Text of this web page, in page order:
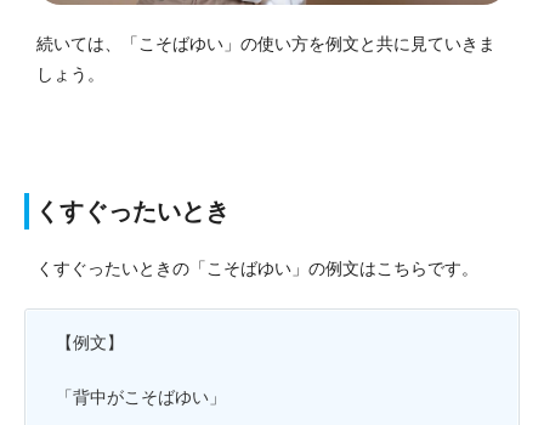
続いては、「こそばゆい」の使い方を例文と共に見ていきま
しょう。
くすぐったいとき
くすぐったいときの「こそばゆい」の例文はこちらです。
【例文】
「背中がこそばゆい」